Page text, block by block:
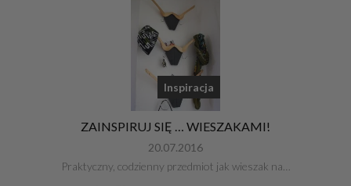
Inspiracja
ZAINSPIRUJ SIĘ … WIESZAKAMI!
20.07.2016
Praktyczny, codzienny przedmiot jak wieszak na…